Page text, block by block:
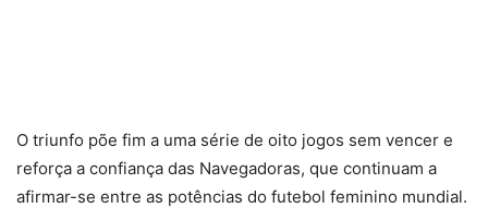
O triunfo põe fim a uma série de oito jogos sem vencer e
reforça a confiança das Navegadoras, que continuam a
afirmar-se entre as potências do futebol feminino mundial.